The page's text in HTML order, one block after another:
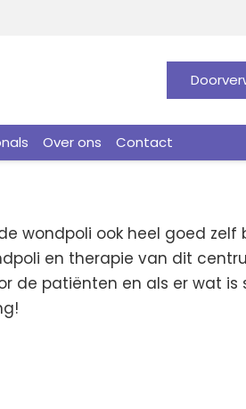
Over ons Contact
wondpoli ook heel goed zelf
en therapie van dit
de patiënten en als er wat is